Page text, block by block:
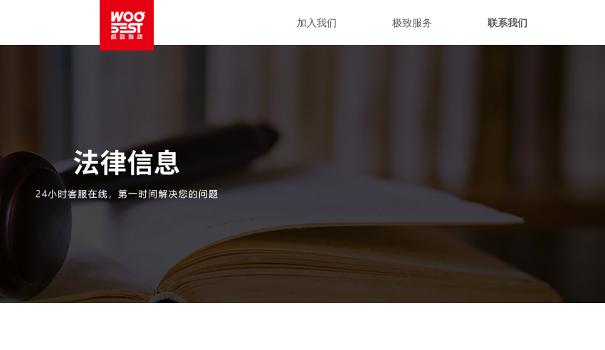
加入我们 极致服务 联系我们
极致生活 多宝阁 纠纷处理